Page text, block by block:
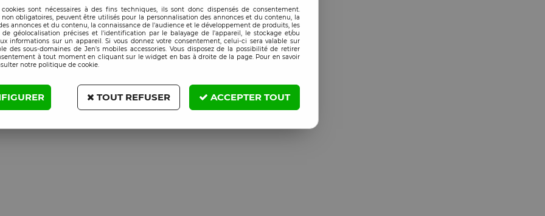
parfait
cookies sont nécessaires à des fins techniques, ils sont donc dispensés de consentement.
non obligatoires, peuvent être utilisés pour la personnalisation des annonces et du contenu, la
annonces et du contenu, la connaissance de l'audience et le développement de produits, les
de géolocalisation précises et l'identification par le balayage de l'appareil, le stockage et/ou
informations sur un appareil. Si vous donnez votre consentement, celui-ci sera valable sur
des sous-domaines de Jen's mobiles accessories. Vous disposez de la possibilité de retirer
à tout moment en cliquant sur le widget en bas à droite de la page. Pour en savoir
notre politique de cookie.
TOUT REFUSER ACCEPTER TOUT